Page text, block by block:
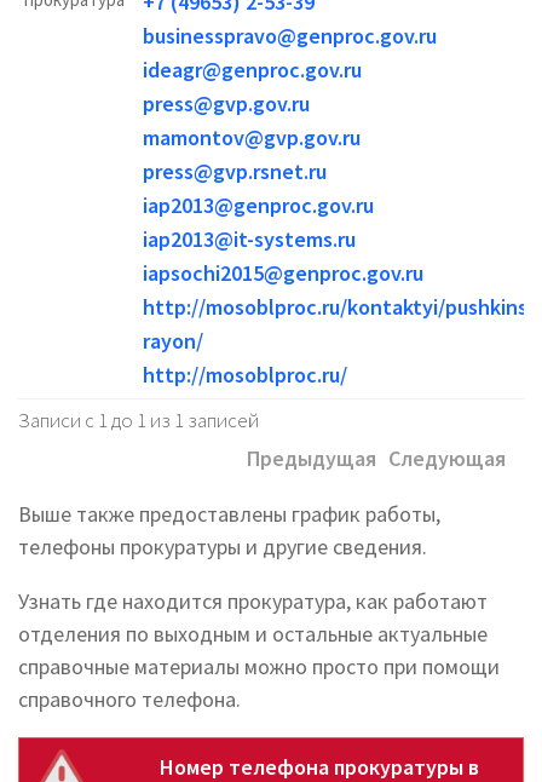
businesspravo@genproc.gov.ru
ideagr@genproc.gov.ru
press@gvp.gov.ru
mamontov@gvp.gov.ru
press@gvp.rsnet.ru
iap2013@genproc.gov.ru
iap2013@it-systems.ru
iapsochi2015@genproc.gov.ru
http://mosoblproc.ru/kontaktyi/
rayon/
http://mosoblproc.ru/
Записи с 1 до 1 из 1 записей
Предыдущая Следующая
Выше также предоставлены график работы,
телефоны прокуратуры и другие сведения.
Узнать где находится прокуратура, как работают
отделения по выходным и остальные актуальные
справочные материалы можно просто при помощи
справочного телефона.
Номер телефона прокуратуры в